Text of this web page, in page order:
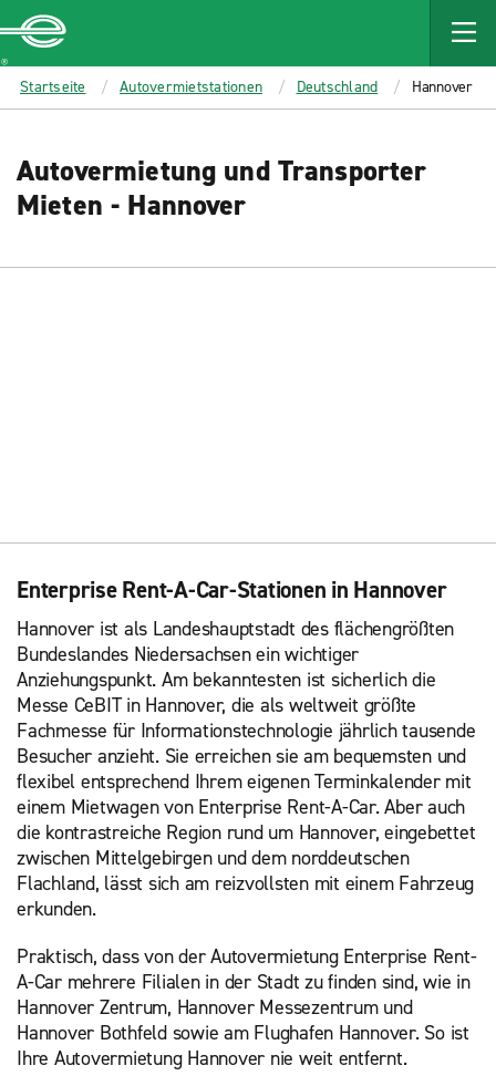
MAIN
CONTENT
Enterprise
Startseite Autovermietstationen Deutschland Hannover
Autovermietung und Transporter
Mieten - Hannover
Enterprise Rent-A-Car-Stationen in Hannover
Hannover ist als Landeshauptstadt des flächengrößten
Bundeslandes Niedersachsen ein wichtiger
Anziehungspunkt. Am bekanntesten ist sicherlich die
Messe CeBIT in Hannover, die als weltweit größte
Fachmesse für Informationstechnologie jährlich tausende
Besucher anzieht. Sie erreichen sie am bequemsten und
flexibel entsprechend Ihrem eigenen Terminkalender mit
einem Mietwagen von Enterprise Rent-A-Car. Aber auch
die kontrastreiche Region rund um Hannover, eingebettet
zwischen Mittelgebirgen und dem norddeutschen
Flachland, lässt sich am reizvollsten mit einem Fahrzeug
erkunden.
Praktisch, dass von der Autovermietung Enterprise Rent-
A-Car mehrere Filialen in der Stadt zu finden sind, wie in
Hannover Zentrum, Hannover Messezentrum und
Hannover Bothfeld sowie am Flughafen Hannover. So ist
Ihre Autovermietung Hannover nie weit entfernt.